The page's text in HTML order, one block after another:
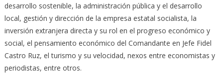
desarrollo sostenible, la administración pública y el desarrollo
local, gestión y dirección de la empresa estatal socialista, la
inversión extranjera directa y su rol en el progreso económico y
social, el pensamiento económico del Comandante en Jefe Fidel
Castro Ruz, el turismo y su velocidad, nexos entre economistas y
periodistas, entre otros.